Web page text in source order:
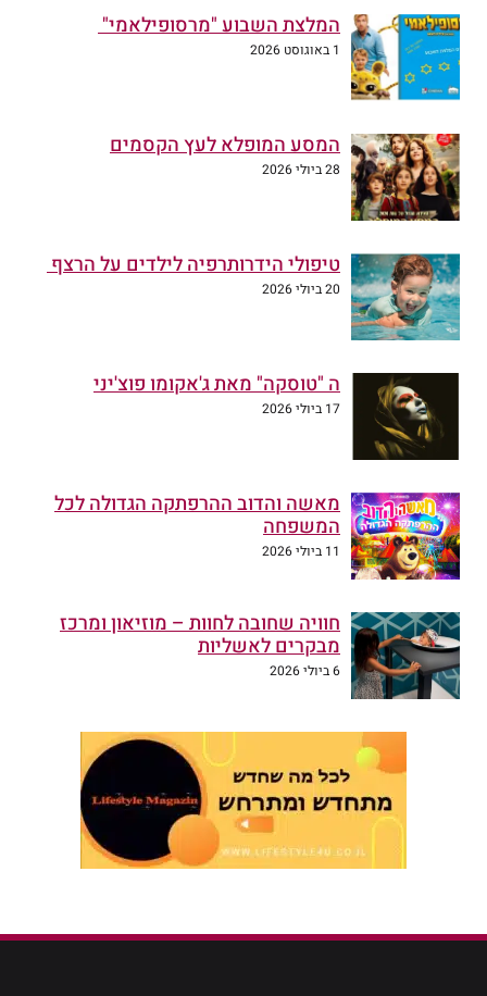
המלצת השבוע "מרסופילאמי"
1 באוגוסט 2026
המסע המופלא לעץ הקסמים
28 ביולי 2026
טיפולי הידרותרפיה לילדים על הרצף
20 ביולי 2026
ה "טוסקה" מאת ג'אקומו פוצ'יני
17 ביולי 2026
מאשה והדוב ההרפתקה הגדולה לכל
המשפחה
11 ביולי 2026
חוויה שחובה לחוות – מוזיאון ומרכז
מבקרים לאשליות
6 ביולי 2026